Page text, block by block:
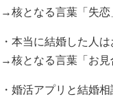
→核となる言葉「失恋
・本当に結婚した人
→核となる言葉「お見
・婚活アプリと結婚